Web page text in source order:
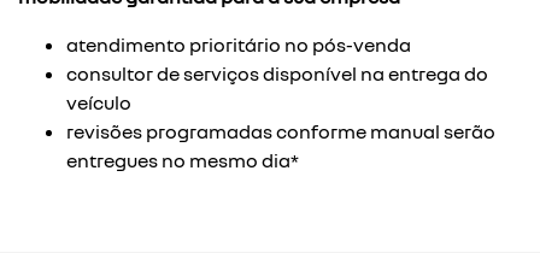
atendimento prioritário no pós-venda
consultor de serviços disponível na entrega do
veículo
revisões programadas conforme manual serão
entregues no mesmo dia*